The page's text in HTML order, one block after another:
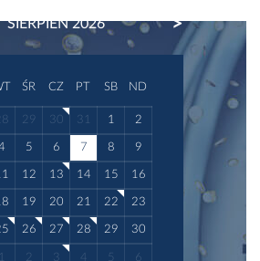
SIERPIEŃ 2026 NEXT
ŚR CZ PT SB ND
29 30 31 1 2
5 6 7 8 9
12 13 14 15 16
19 20 21 22 23
26 27 28 29 30
1 2 3 4 5 6